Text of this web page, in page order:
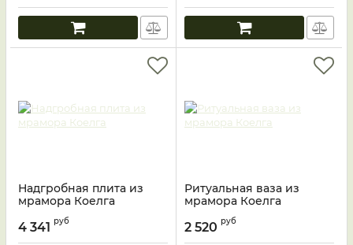
Надгробная плита из
мрамора Коелга
4 341 руб
Ритуальная ваза из
мрамора Коелга
2 520 руб